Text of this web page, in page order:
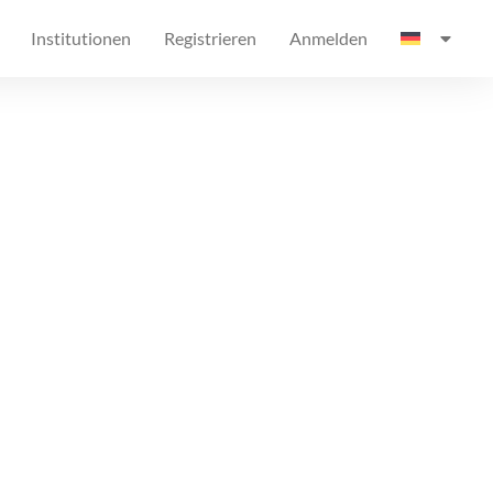
Institutionen Registrieren Anmelden